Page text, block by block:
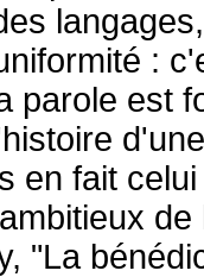
:
parole est
en fait
"La